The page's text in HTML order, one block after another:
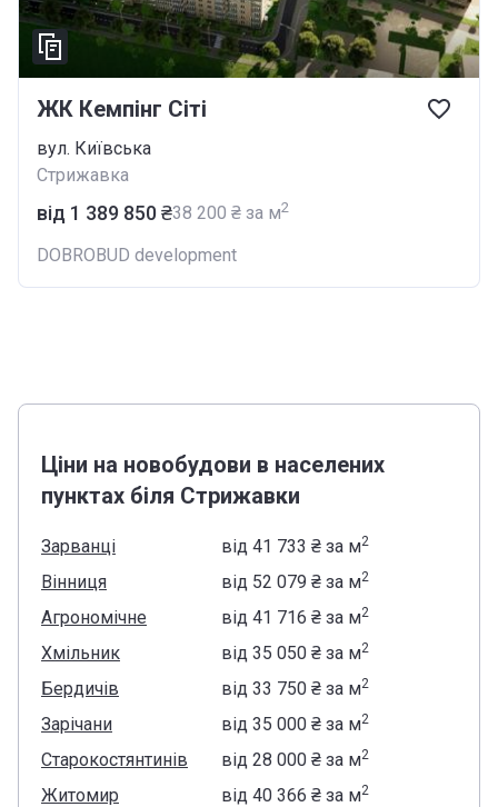
ЖК Кемпінг Сіті
вул. Київська
Стрижавка
від ‍1 389 850 ₴‍38 200 ₴ за м2
DOBROBUD development
Ціни на новобудови в населених
пунктах біля Стрижавки
Зарванці від ‍41 733 ₴за м2
Вінниця від ‍52 079 ₴за м2
Агрономічне від ‍41 716 ₴за м2
Хмільник від ‍35 050 ₴за м2
Бердичів від ‍33 750 ₴за м2
Зарічани від ‍35 000 ₴за м2
Старокостянтинів від ‍28 000 ₴за м2
Житомир від ‍40 366 ₴за м2